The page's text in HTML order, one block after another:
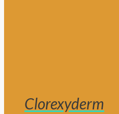
Clorexyderm